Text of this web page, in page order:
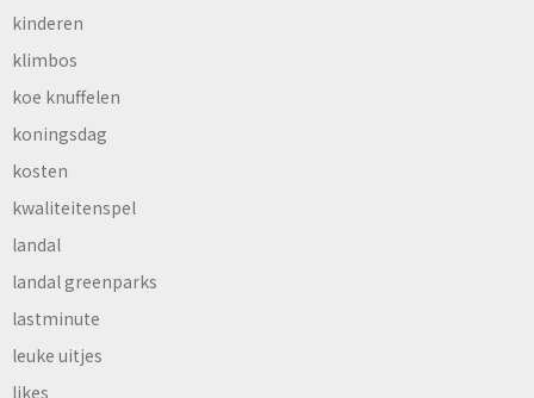
kinderen
klimbos
koe knuffelen
koningsdag
kosten
kwaliteitenspel
landal
landal greenparks
lastminute
leuke uitjes
likes